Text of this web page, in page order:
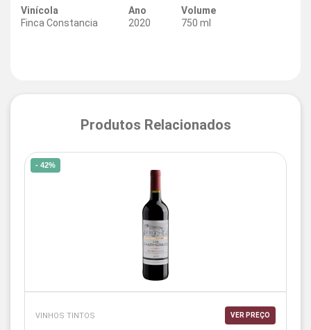
Vinícola
Finca Constancia
Ano
2020
Volume
750 ml
Produtos Relacionados
- 42%
VINHOS TINTOS VER PREÇO